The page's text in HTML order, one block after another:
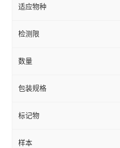
适应物种
检测限
数量
包装规格
标记物
样本